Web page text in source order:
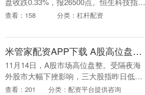
主连夜盘收跌1.01%，报5767点。....
查看：158 分类：杠杆配资
米管家配资APP下载 A股高位盘整 板块轮动节奏加快
11月14日，A股市场高位盘整。受隔夜海
外股市大幅下挫影响，三大股指昨日低
开，随后一度冲高，沪指早盘刷新今年以
查看：201 分类：配资平台提供咨询